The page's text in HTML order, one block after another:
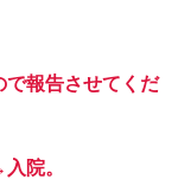
で報告させてくだ
院。